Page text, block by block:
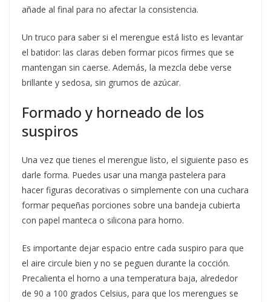
añade al final para no afectar la consistencia.
Un truco para saber si el merengue está listo es levantar
el batidor: las claras deben formar picos firmes que se
mantengan sin caerse. Además, la mezcla debe verse
brillante y sedosa, sin grumos de azúcar.
Formado y horneado de los
suspiros
Una vez que tienes el merengue listo, el siguiente paso es
darle forma. Puedes usar una manga pastelera para
hacer figuras decorativas o simplemente con una cuchara
formar pequeñas porciones sobre una bandeja cubierta
con papel manteca o silicona para horno.
Es importante dejar espacio entre cada suspiro para que
el aire circule bien y no se peguen durante la cocción.
Precalienta el horno a una temperatura baja, alrededor
de 90 a 100 grados Celsius, para que los merengues se